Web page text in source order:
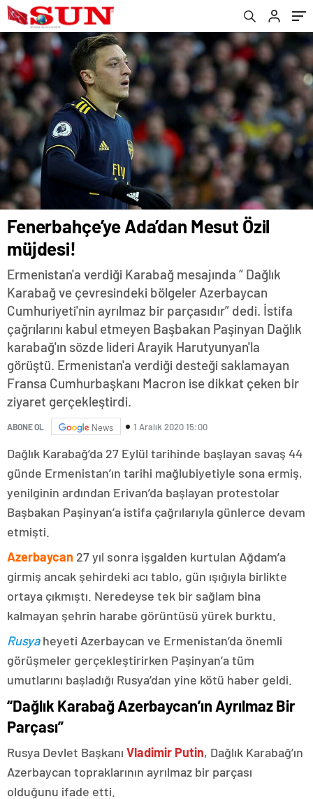
Fenerbahçe’ye Ada’dan Mesut Özil
müjdesi!
Ermenistan'a verdiği Karabağ mesajında “ Dağlık
Karabağ ve çevresindeki bölgeler Azerbaycan
Cumhuriyeti'nin ayrılmaz bir parçasıdır” dedi. İstifa
çağrılarını kabul etmeyen Başbakan Paşinyan Dağlık
karabağ'ın sözde lideri Arayik Harutyunyan'la
görüştü. Ermenistan'a verdiği desteği saklamayan
Fransa Cumhurbaşkanı Macron ise dikkat çeken bir
ziyaret gerçekleştirdi.
ABONE OL News 1 Aralık 2020 15:00
Dağlık Karabağ’da 27 Eylül tarihinde başlayan savaş 44
günde Ermenistan’ın tarihi mağlubiyetiyle sona ermiş,
yenilginin ardından Erivan’da başlayan protestolar
Başbakan Paşinyan’a istifa çağrılarıyla günlerce devam
etmişti.
Azerbaycan 27 yıl sonra işgalden kurtulan Ağdam’a
girmiş ancak şehirdeki acı tablo, gün ışığıyla birlikte
ortaya çıkmıştı. Neredeyse tek bir sağlam bina
kalmayan şehrin harabe görüntüsü yürek burktu.
Rusyaheyeti Azerbaycan ve Ermenistan’da önemli
görüşmeler gerçekleştirirken Paşinyan’a tüm
umutlarını başladığı Rusya’dan yine kötü haber geldi.
“Dağlık Karabağ Azerbaycan’ın Ayrılmaz Bir
Parçası”
Rusya Devlet Başkanı Vladimir Putin, Dağlık Karabağ’ın
Azerbaycan topraklarının ayrılmaz bir parçası
olduğunu ifade etti.